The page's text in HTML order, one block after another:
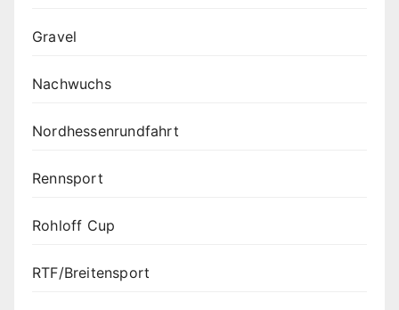
Gravel
Nachwuchs
Nordhessenrundfahrt
Rennsport
Rohloff Cup
RTF/Breitensport